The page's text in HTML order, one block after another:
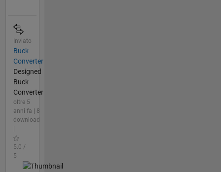
Inviato
Buck
Converter
Designed
Buck
Converter
oltre 5
anni fa | 8
download
5.0 /
5